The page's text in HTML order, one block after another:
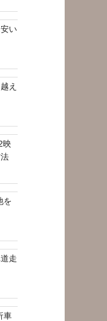
い
え
映
を
走
車